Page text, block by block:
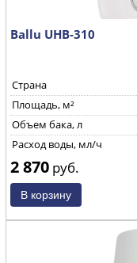
Ballu UHB-310
Страна
Площадь, м²
Объем бака, л
Расход воды, мл/ч
2 870 руб.